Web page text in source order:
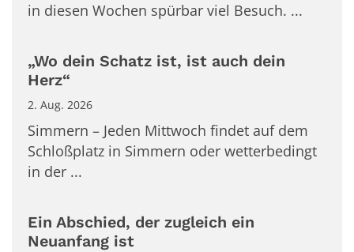
in diesen Wochen spürbar viel Besuch. ...
„Wo dein Schatz ist, ist auch dein
Herz“
2. Aug. 2026
Simmern – Jeden Mittwoch findet auf dem
Schloßplatz in Simmern oder wetterbedingt
in der ...
Ein Abschied, der zugleich ein
Neuanfang ist